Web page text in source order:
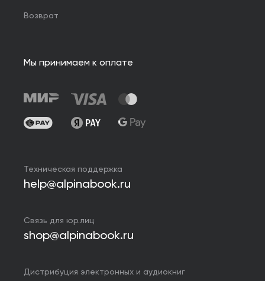
Возврат
Мы принимаем к оплате
Техническая поддержка
help@alpinabook.ru
Связь для юр.лиц
shop@alpinabook.ru
Дистрибуция электронных и аудиокниг